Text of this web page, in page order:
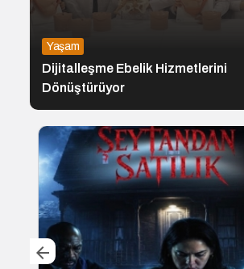
Yaşam
Dijitalleşme Ebelik Hizmetlerini
Dönüştürüyor